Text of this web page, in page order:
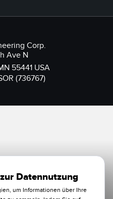
Corp.
Ave N
55441 USA
(736767)
Datennutzung
um Informationen über Ihre